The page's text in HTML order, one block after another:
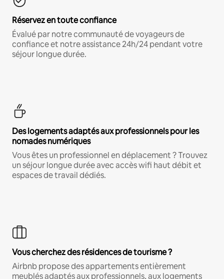
Réservez en toute confiance
Évalué par notre communauté de voyageurs de
confiance et notre assistance 24h/24 pendant votre
séjour longue durée.
Des logements adaptés aux professionnels pour les
nomades numériques
Vous êtes un professionnel en déplacement ? Trouvez
un séjour longue durée avec accès wifi haut débit et
espaces de travail dédiés.
Vous cherchez des résidences de tourisme ?
Airbnb propose des appartements entièrement
meublés adaptés aux professionnels, aux logements